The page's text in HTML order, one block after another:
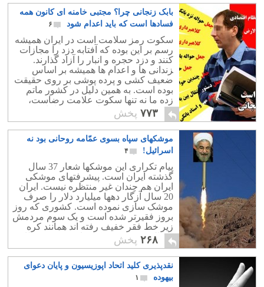
بابک زنجانی چرا؟ مجتبی خامنه ای کانون همه
فسادها است که باید اعدام شود
۶
سکوت رمز سلامت است در ایران همیشه
رسم بر این بوده که آفتابه دزد را مجازات
کنند و دزد حجره و انبار را آزاد گذارند.
‍زندانی ها و اعدام ها همیشه بر اساس
ضعیف کشی و پرده پوشی بر روی حقیقت
بوده است. به همین دلیل در کشور ماتم
زده ما نه تنها سکوت علامت رضاست،
بلکه سکوت رمز سلامت، و در امان بودن
است.
۷۷۳ پخش
موشکهای سپاه بسوی عمّامه روحانی بود نه
اسرائیل!
۴
پیام تکراری این موشکها شعار 37 سال
گذشته ایران است. پیشرفتهای موشکی
ایران هم چندان غیر منتظره نیست. ایران
20 سال آزگار دهها میلیارد دلار را صرف
موشک سازی نموده است. کشوری که روز
بروز فقیرتر شده است و یک سوم مردمش
زیر خط فقر خفیف رفته اند همانند کره
شمالی بسوی موشک سازی و تهدید نظامی
همسایگان رفته است! ای کاش بجای این
همه موشک 100 مدرسه در سیستان و
بلوچستان می ساختید که بیسوادی درآن
بیداد می کند.
۲۶۸ پخش
نقدپذیری کلید اتحاد اپوزیسیون و پایان دعوای
بیهوده
۱